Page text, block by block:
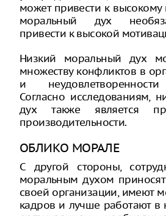
может привести к высокому
моральный дух
привести к высокой
Низкий моральный дух
множеству конфликтов в
и
Согласно исследованиям,
дух также является
производительности.
ОБЛИКО МОРАЛЕ
С другой стороны,
моральным духом
своей организации, имеют
кадров и лучше работают в